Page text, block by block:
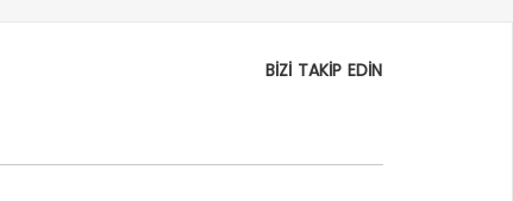
BİZİ TAKİP EDİN